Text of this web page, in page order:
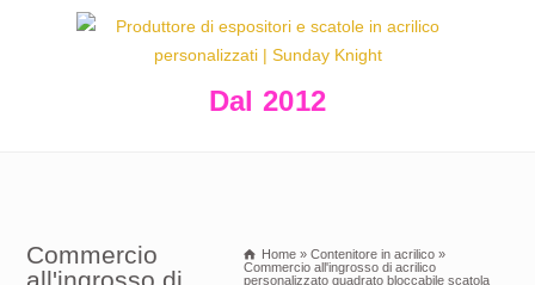
Dal 2012
Commercio
Home » Contenitore in acrilico »
Commercio all'ingrosso di acrilico
personalizzato quadrato bloccabile scatola